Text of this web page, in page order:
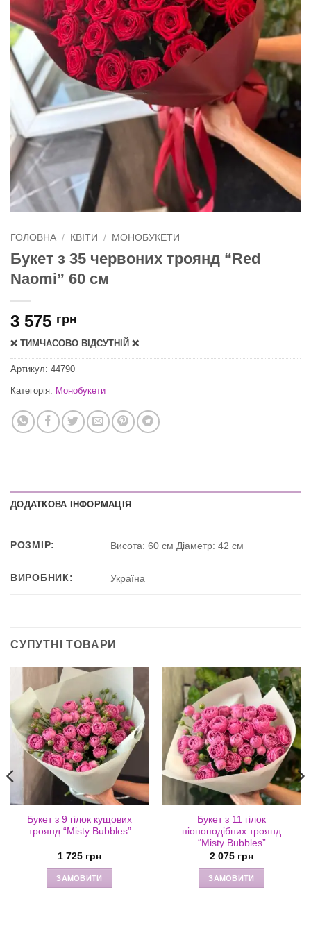
ГОЛОВНА / КВІТИ / МОНОБУКЕТИ
Букет з 35 червоних троянд “Red
Naomi” 60 см
3 575 грн
❌ ТИМЧАСОВО ВІДСУТНІЙ ❌
Артикул: 44790
Категорія: Монобукети
ДОДАТКОВА ІНФОРМАЦІЯ
РОЗМІР: Висота: 60 см Діаметр: 42 см
ВИРОБНИК: Україна
СУПУТНІ ТОВАРИ
Букет з 9 гілок кущових
троянд “Misty Bubbles”
1 725 грн
ЗАМОВИТИ
Букет з 11 гілок
піоноподібних троянд
“Misty Bubbles”
2 075 грн
ЗАМОВИТИ